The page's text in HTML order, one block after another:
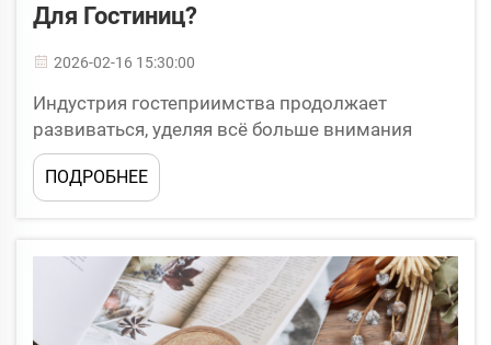
Для Гостиниц?
2026-02-16 15:30:00
Индустрия гостеприимства продолжает
развиваться, уделяя всё больше внимания
комфорту гостей и экологической
ответственности. Современные
путешественники всё чаще ожидают, что отели
устойчивость, делая одноразовые тапочки для
гостиниц...
ПОДРОБНЕЕ